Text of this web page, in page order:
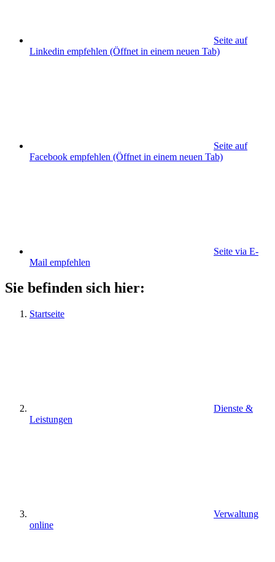
Seite auf
Linkedin empfehlen (Öffnet in einem neuen Tab)
Seite auf
Facebook empfehlen (Öffnet in einem neuen Tab)
Seite via E-
Mail empfehlen
Sie befinden sich hier:
Startseite
Dienste &
Leistungen
Verwaltung
online